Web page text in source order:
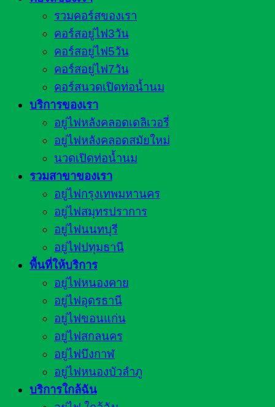
รวมคอร์สของเรา
คอร์สอยู่ไฟ3วัน
คอร์สอยู่ไฟ5วัน
คอร์สอยู่ไฟ7วัน
คอร์สนวดเปิดท่อน้ำนม
บริการของเรา
อยู่ไฟหลังคลอดเดลิเวอรี่
อยู่ไฟหลังคลอดสมัยใหม่
นวดเปิดท่อน้ำนม
รวมสาขาของเรา
อยู่ไฟกรุงเทพมหานคร
อยู่ไฟสมุทรปราการ
อยู่ไฟนนทบุรี
อยู่ไฟปทุมธานี
พื้นที่ให้บริการ
อยู่ไฟหนองคาย
อยู่ไฟอุดรธานี
อยู่ไฟขอนแก่น
อยู่ไฟสกลนคร
อยู่ไฟบึงกาฬ
อยู่ไฟหนองบัวลำภู
บริการใกล้ฉัน